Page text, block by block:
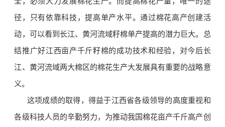
径，只有依靠科技，提高单产水平。通过棉花高产创建活
动，可以看到长江、黄河流域籽棉单产提高的潜力巨大。总
结推广好江西亩产千斤籽棉的成功技术和经验，对今后长
江、黄河流域两大棉区的棉花生产大发展具有重要的战略意
义。
这项成绩的取得，得益于江西省各级领导的高度重视和
各级科技人员的辛勤努力，为推动我国棉花亩产千斤高产创